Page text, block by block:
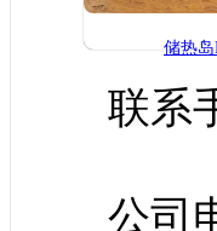
储热岛
联系
公司